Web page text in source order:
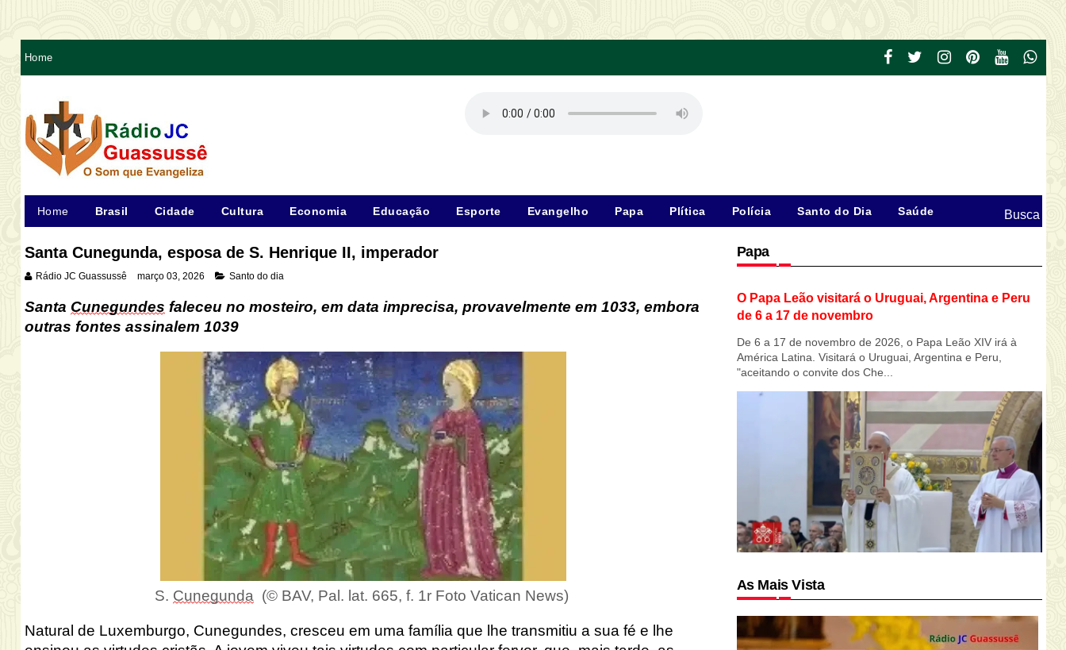
Home
Home Brasil Cidade Cultura Economia Educação Esporte Evangelho Papa Plítica Polícia Santo do Dia Saúde Busca
Santa Cunegunda, esposa de S. Henrique II, imperador
Rádio JC Guassussê março 03, 2026 Santo do dia
Santa Cunegundes faleceu no mosteiro, em data imprecisa, provavelmente em 1033, embora
outras fontes assinalem 1039
S. Cunegunda (© BAV, Pal. lat. 665, f. 1r Foto Vatican News)
Natural de Luxemburgo, Cunegundes, cresceu em uma família que lhe transmitiu a sua fé e lhe
Papa
O Papa Leão visitará o Uruguai, Argentina e Peru
de 6 a 17 de novembro
De 6 a 17 de novembro de 2026, o Papa Leão XIV irá à
América Latina. Visitará o Uruguai, Argentina e Peru,
"aceitando o convite dos Che...
As Mais Vista